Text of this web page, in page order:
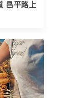
昌平路上